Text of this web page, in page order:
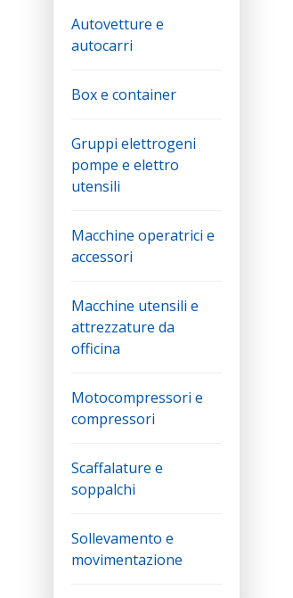
Autovetture e
autocarri
Box e container
Gruppi elettrogeni
pompe e elettro
utensili
Macchine operatrici e
accessori
Macchine utensili e
attrezzature da
officina
Motocompressori e
compressori
Scaffalature e
soppalchi
Sollevamento e
movimentazione